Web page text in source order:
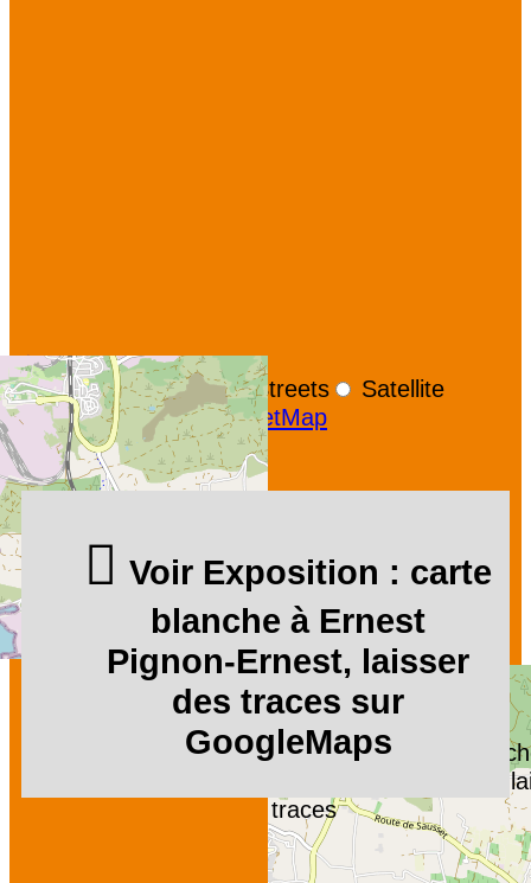
Exposition : carte
Ernest Pignon-Ernest,
traces
+−
OpenStreetMap
Streets
Satellite
Leaflet |©OpenStreetMap
Voir Exposition : carte
blanche à Ernest
Pignon-Ernest, laisser
des traces sur
GoogleMaps